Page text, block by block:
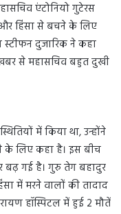
एंटोनियो गुटेरस
हिंसा से बचने के लिए
स्टीफन दुजारिक ने कहा
खबर से महासचिव बहुत दुखी
में किया था, उन्होंने
के लिए कहा है। इस बीच
बढ़ गई है। गुरु तेग बहादुर
में मरने वालों की तादाद
हॉस्पिटल में हुई 2 मौतें